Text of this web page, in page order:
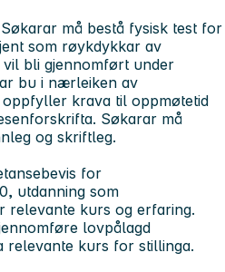
må bestå fysisk test for
som røykdykkar av
vil bli gjennomført under
bu i nærleiken av
krava til oppmøtetid
Søkarar må
og skriftleg.
for
utdanning som
relevante kurs og erfaring.
lovpålagd
relevante kurs for stillinga.